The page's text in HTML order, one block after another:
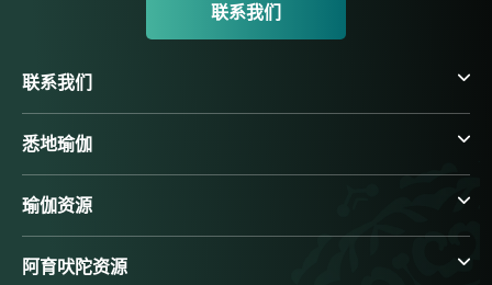
联系我们
联系我们
悉地瑜伽
瑜伽资源
阿育吠陀资源